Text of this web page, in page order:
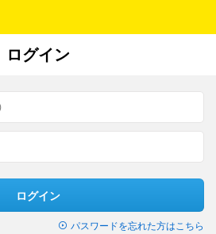
ログイン
ログイン
パスワードを忘れた方はこちら